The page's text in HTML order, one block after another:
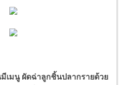
เมนู ผัดฉ่าลูกชิ้นปลากรายด้วย